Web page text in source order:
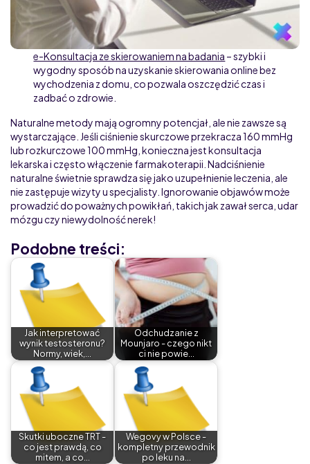
e-Konsultacja ze skierowaniem na badania – szybki i
wygodny sposób na uzyskanie skierowania online bez
wychodzenia z domu, co pozwala oszczędzić czas i
zadbać o zdrowie.
Naturalne metody mają ogromny potencjał, ale nie zawsze są
wystarczające. Jeśli ciśnienie skurczowe przekracza 160 mmHg
lub rozkurczowe 100 mmHg, konieczna jest konsultacja
lekarska i często włączenie farmakoterapii. Nadciśnienie
naturalne świetnie sprawdza się jako uzupełnienie leczenia, ale
nie zastępuje wizyty u specjalisty. Ignorowanie objawów może
prowadzić do poważnych powikłań, takich jak zawał serca, udar
mózgu czy niewydolność nerek!
Podobne treści:
Jak interpretować
wynik testosteronu?
Normy, wiek,…
Odchudzanie z
Mounjaro - czego nikt
ci nie powie…
Skutki uboczne TRT -
co jest prawdą, co
mitem, a co…
Wegovy w Polsce -
kompletny przewodnik
po leku na…